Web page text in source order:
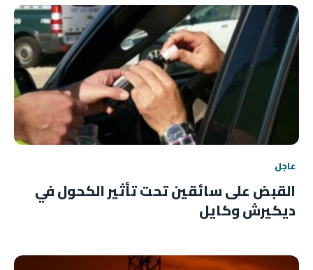
عاجل
القبض على سائقين تحت تأثير الكحول في
ديكيرش وكايل